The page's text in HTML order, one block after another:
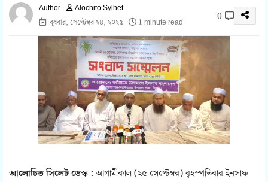
Alochito Sylhet
বুধবার, সেপ্টেম্বর ২৪, ২০২৫
1 minute read 0
আলোচিত সিলেট ডেস্ক :আগামীকাল (২৫ সেপ্টেম্বর) বৃহস্পতিবার ইনসাফ